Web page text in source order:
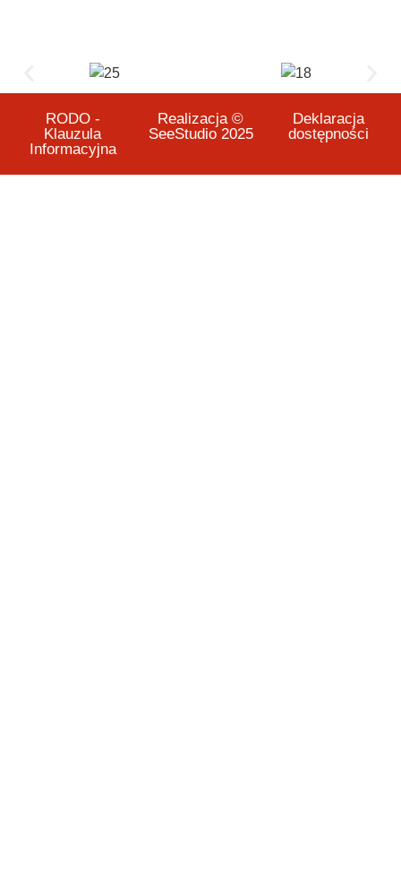
RODO -
Klauzula
Informacyjna
Realizacja ©
SeeStudio 2025
Deklaracja
dostępności